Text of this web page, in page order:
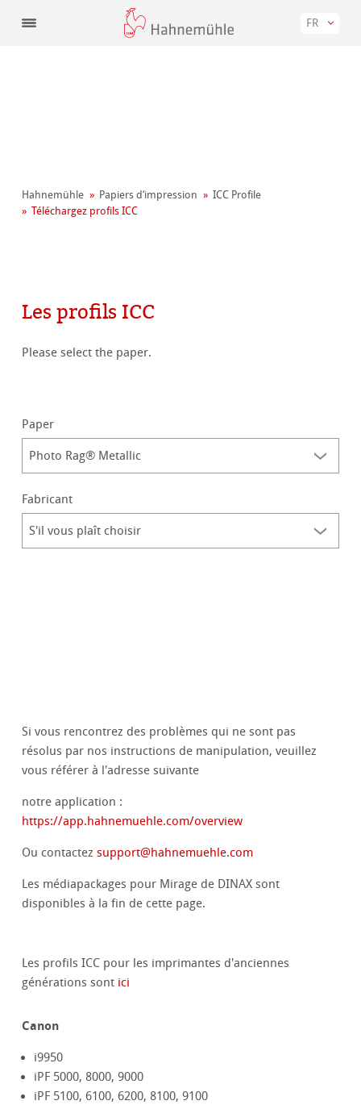
FR
Hahnemühle Papiers d‘impression
ICC Profile
Téléchargez profils ICC
Les profils ICC
Please select the paper.
Paper
Fabricant
Si vous rencontrez des problèmes qui ne sont pas
résolus par nos instructions de manipulation, veuillez
vous référer à l'adresse suivante
notre application :
https://app.hahnemuehle.com/overview
Ou contactezsupport@hahnemuehle.com
Les médiapackages pour Mirage de DINAX sont
disponibles à la fin de cette page.
Les profils ICC pour les imprimantes d'anciennes
générations sont ici
Canon
i9950
iPF 5000, 8000, 9000
iPF 5100, 6100, 6200, 8100, 9100